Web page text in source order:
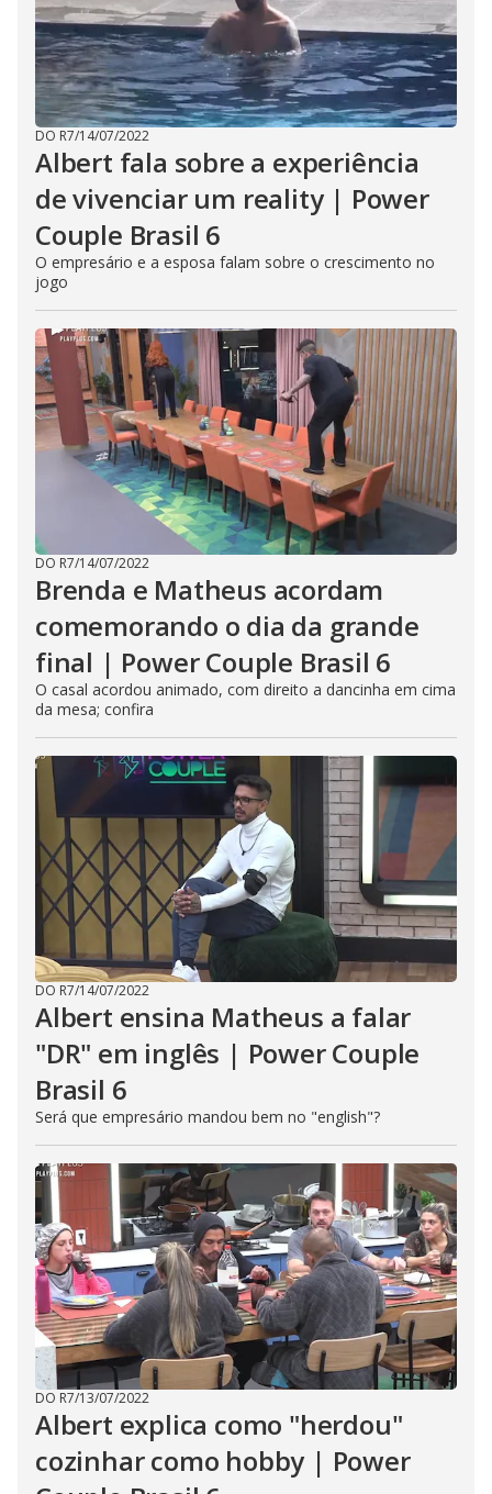
DO R7/14/07/2022
Albert fala sobre a experiência
de vivenciar um reality | Power
Couple Brasil 6
O empresário e a esposa falam sobre o crescimento no
jogo
DO R7/14/07/2022
Brenda e Matheus acordam
comemorando o dia da grande
final | Power Couple Brasil 6
O casal acordou animado, com direito a dancinha em cima
da mesa; confira
DO R7/14/07/2022
Albert ensina Matheus a falar
"DR" em inglês | Power Couple
Brasil 6
Será que empresário mandou bem no "english"?
DO R7/13/07/2022
Albert explica como "herdou"
cozinhar como hobby | Power